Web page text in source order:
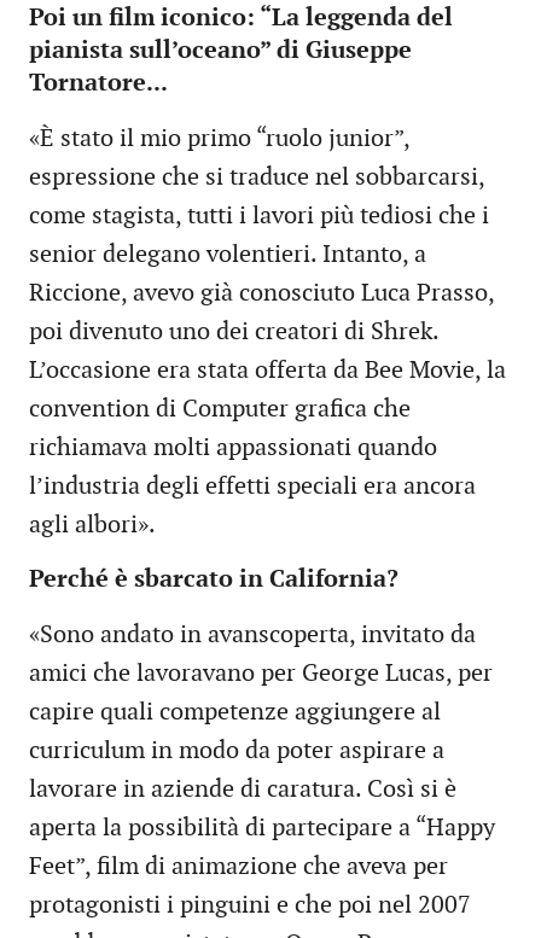
Poi un film iconico: “La leggenda del
pianista sull’oceano” di Giuseppe
Tornatore...
«È stato il mio primo “ruolo junior”,
espressione che si traduce nel sobbarcarsi,
come stagista, tutti i lavori più tediosi che i
senior delegano volentieri. Intanto, a
Riccione, avevo già conosciuto Luca Prasso,
poi divenuto uno dei creatori di Shrek.
L’occasione era stata offerta da Bee Movie, la
convention di Computer grafica che
richiamava molti appassionati quando
l’industria degli effetti speciali era ancora
agli albori».
Perché è sbarcato in California?
«Sono andato in avanscoperta, invitato da
amici che lavoravano per George Lucas, per
capire quali competenze aggiungere al
curriculum in modo da poter aspirare a
lavorare in aziende di caratura. Così si è
aperta la possibilità di partecipare a “Happy
Feet”, film di animazione che aveva per
protagonisti i pinguini e che poi nel 2007